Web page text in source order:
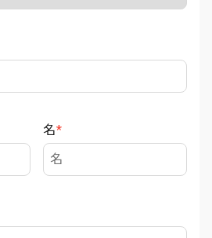
名*